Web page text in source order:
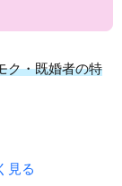
ク・既婚者の特
見る